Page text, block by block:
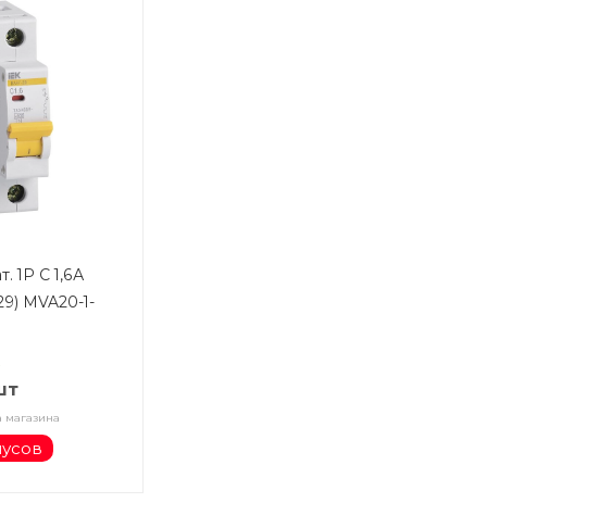
1Р С 1,6А
MVA20-1-
магазина